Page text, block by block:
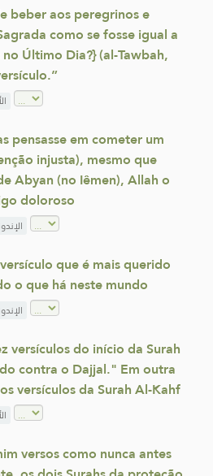
beber aos peregrinos e
como se fosse igual a
Último Dia?} (al-Tawbah,
pensasse em cometer um
injusta), mesmo que
Abyan (no Iêmen), Allah o
doloroso
que é mais querido
o que há neste mundo
versículos do início da Surah
contra o Dajjal." Em outra
versículos da Surah Al-Kahf
versos como nunca antes